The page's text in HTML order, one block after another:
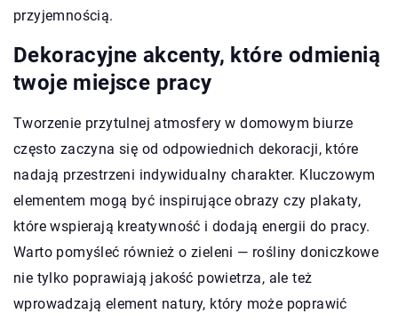
przyjemnością.
Dekoracyjne akcenty, które odmienią
twoje miejsce pracy
Tworzenie przytulnej atmosfery w domowym biurze
często zaczyna się od odpowiednich dekoracji, które
nadają przestrzeni indywidualny charakter. Kluczowym
elementem mogą być inspirujące obrazy czy plakaty,
które wspierają kreatywność i dodają energii do pracy.
Warto pomyśleć również o zieleni — rośliny doniczkowe
nie tylko poprawiają jakość powietrza, ale też
wprowadzają element natury, który może poprawić